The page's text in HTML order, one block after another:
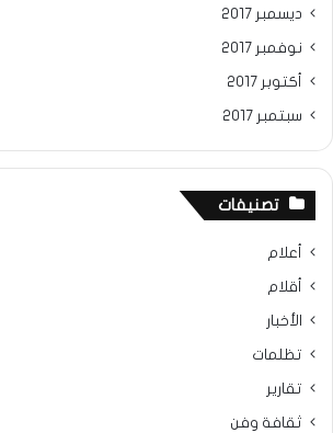
ديسمبر 2017
نوفمبر 2017
أكتوبر 2017
سبتمبر 2017
تصنيفات
أعلام
أقلام
الأخبار
تظلمات
تقارير
ثقافة وفن